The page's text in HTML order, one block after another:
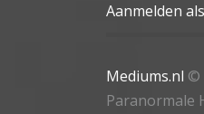
Aanmelden
Mediums.nl ©
Paranormale